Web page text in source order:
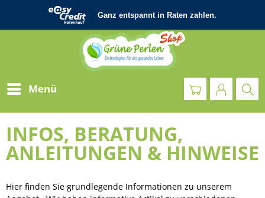
Menü
INFOS, BERATUNG,
ANLEITUNGEN & HINWEISE
Hier finden Sie grundlegende Informationen zu unserem